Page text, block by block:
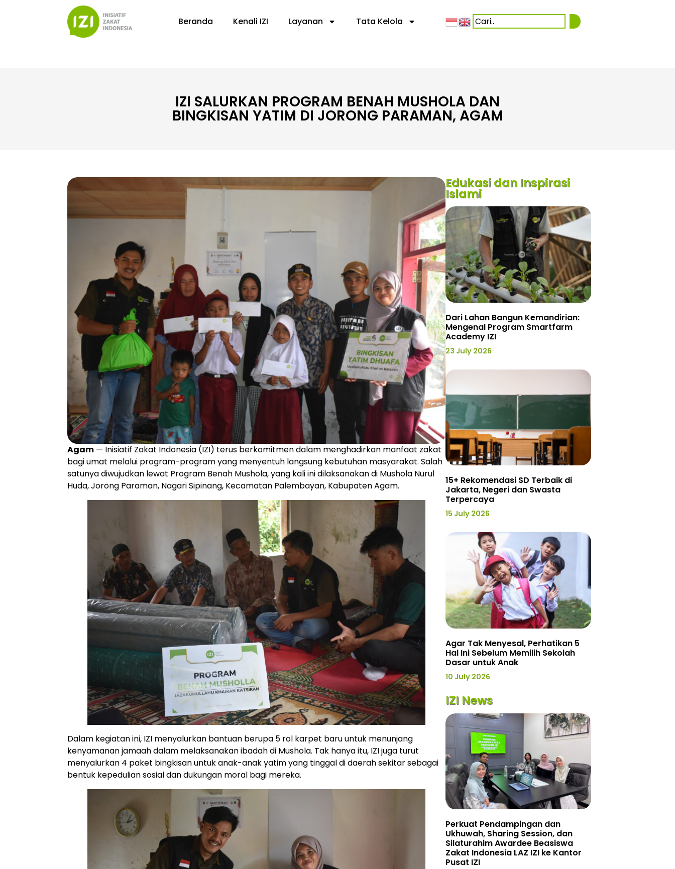
Beranda Kenali IZI Layanan Tata Kelola
IZI SALURKAN PROGRAM BENAH MUSHOLA DAN
BINGKISAN YATIM DI JORONG PARAMAN, AGAM
Agam — Inisiatif Zakat Indonesia (IZI) terus berkomitmen dalam menghadirkan manfaat zakat
bagi umat melalui program-program yang menyentuh langsung kebutuhan masyarakat. Salah
satunya diwujudkan lewat Program Benah Mushola, yang kali ini dilaksanakan di Mushola Nurul
Huda, Jorong Paraman, Nagari Sipinang, Kecamatan Palembayan, Kabupaten Agam.
Dalam kegiatan ini, IZI menyalurkan bantuan berupa 5 rol karpet baru untuk menunjang
kenyamanan jamaah dalam melaksanakan ibadah di Mushola. Tak hanya itu, IZI juga turut
menyalurkan 4 paket bingkisan untuk anak-anak yatim yang tinggal di daerah sekitar sebagai
bentuk kepedulian sosial dan dukungan moral bagi mereka.
Edukasi dan Inspirasi
Islami
Dari Lahan Bangun Kemandirian:
Mengenal Program Smartfarm
Academy IZI
23 July 2026
15+ Rekomendasi SD Terbaik di
Jakarta, Negeri dan Swasta
Terpercaya
15 July 2026
Agar Tak Menyesal, Perhatikan 5
Hal Ini Sebelum Memilih Sekolah
Dasar untuk Anak
10 July 2026
IZI News
Perkuat Pendampingan dan
Ukhuwah, Sharing Session, dan
Silaturahim Awardee Beasiswa
Zakat Indonesia LAZ IZI ke Kantor
Pusat IZI